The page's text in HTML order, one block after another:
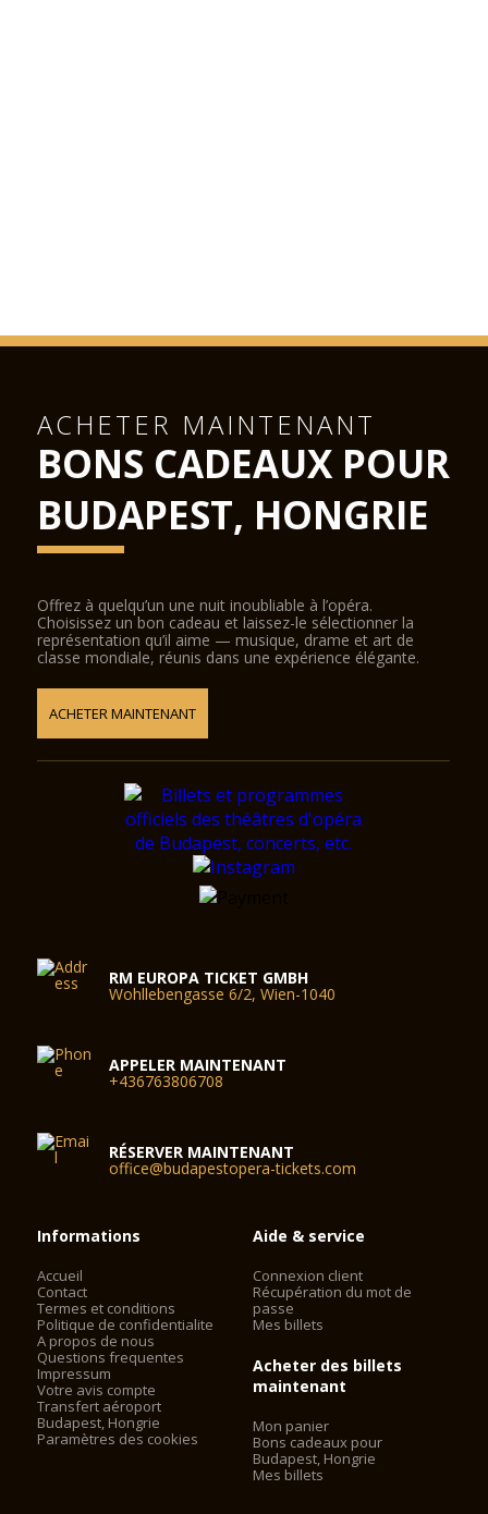
ACHETER MAINTENANT
BONS CADEAUX POUR
BUDAPEST, HONGRIE
Offrez à quelqu’un une nuit inoubliable à l’opéra.
Choisissez un bon cadeau et laissez-le sélectionner la
représentation qu’il aime — musique, drame et art de
classe mondiale, réunis dans une expérience élégante.
ACHETER MAINTENANT
RM EUROPA TICKET GMBH
Wohllebengasse 6/2, Wien-1040
APPELER MAINTENANT
+436763806708
RÉSERVER MAINTENANT
office@budapestopera-tickets.com
Informations
Accueil
Contact
Termes et conditions
Politique de confidentialite
A propos de nous
Questions frequentes
Impressum
Votre avis compte
Transfert aéroport
Budapest, Hongrie
Paramètres des cookies
Aide & service
Connexion client
Récupération du mot de
passe
Mes billets
Acheter des billets
maintenant
Mon panier
Bons cadeaux pour
Budapest, Hongrie
Mes billets